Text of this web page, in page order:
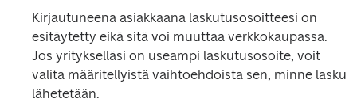
Kirjautuneena asiakkaana laskutusosoitteesi on
esitäytetty eikä sitä voi muuttaa verkkokaupassa.
Jos yritykselläsi on useampi laskutusosoite, voit
valita määritellyistä vaihtoehdoista sen, minne lasku
lähetetään.